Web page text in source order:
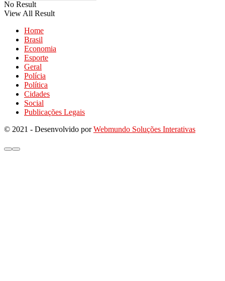
No Result
View All Result
Home
Brasil
Economia
Esporte
Geral
Polícia
Política
Cidades
Social
Publicações Legais
© 2021 - Desenvolvido porWebmundo Soluções Interativas